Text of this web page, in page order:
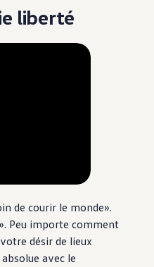
liberté
de courir le monde».
Peu importe comment
désir de lieux
avec le